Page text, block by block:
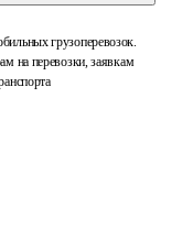
грузоперевозок.
на перевозки, заявкам